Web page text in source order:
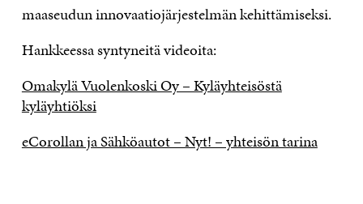
maaseudun innovaatiojärjestelmän kehittämiseksi.
Hankkeessa syntyneitä videoita:
Omakylä Vuolenkoski Oy – Kyläyhteisöstä
kyläyhtiöksi
eCorollan ja Sähköautot – Nyt! – yhteisön tarina